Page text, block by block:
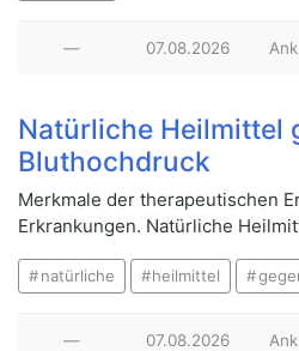
— 07.08.2026 Ank
Natürliche Heilmittel
Bluthochdruck
Merkmale der therapeutischen
Erkrankungen. Natürliche
natürliche heilmittel
— 07.08.2026 Ank